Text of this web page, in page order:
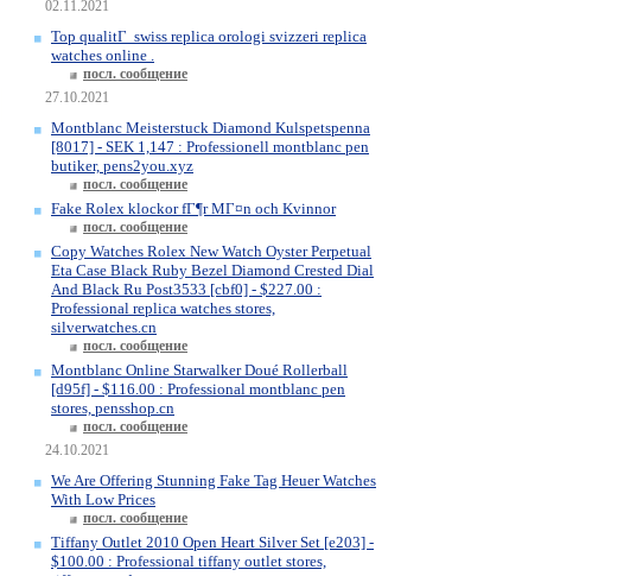
02.11.2021
Top qualitГ swiss replica orologi svizzeri replica
watches online .
посл. сообщение
27.10.2021
Montblanc Meisterstuck Diamond Kulspetspenna
[8017] - SEK 1,147 : Professionell montblanc pen
butiker, pens2you.xyz
посл. сообщение
Fake Rolex klockor fГ¶r MГ¤n och Kvinnor
посл. сообщение
Copy Watches Rolex New Watch Oyster Perpetual
Eta Case Black Ruby Bezel Diamond Crested Dial
And Black Ru Post3533 [cbf0] - $227.00 :
Professional replica watches stores,
silverwatches.cn
посл. сообщение
Montblanc Online Starwalker Doué Rollerball
[d95f] - $116.00 : Professional montblanc pen
stores, pensshop.cn
посл. сообщение
24.10.2021
We Are Offering Stunning Fake Tag Heuer Watches
With Low Prices
посл. сообщение
Tiffany Outlet 2010 Open Heart Silver Set [e203] -
$100.00 : Professional tiffany outlet stores,